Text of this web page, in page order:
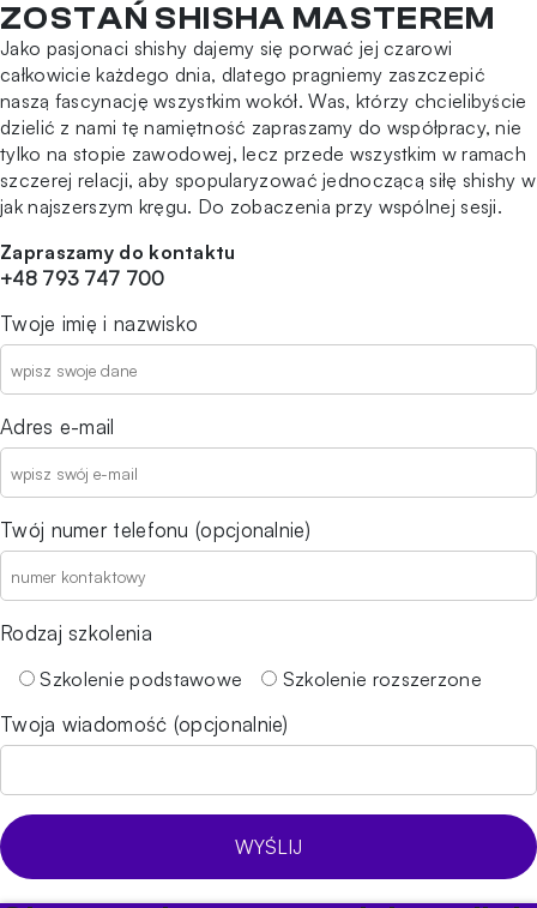
ZOSTAŃ SHISHA MASTEREM
Jako pasjonaci shishy dajemy się porwać jej czarowi
całkowicie każdego dnia, dlatego pragniemy zaszczepić
naszą fascynację wszystkim wokół. Was, którzy chcielibyście
dzielić z nami tę namiętność zapraszamy do współpracy, nie
tylko na stopie zawodowej, lecz przede wszystkim w ramach
szczerej relacji, aby spopularyzować jednoczącą siłę shishy w
jak najszerszym kręgu. Do zobaczenia przy wspólnej sesji.
Zapraszamy do kontaktu
+48 793 747 700
Twoje imię i nazwisko
Adres e-mail
Twój numer telefonu (opcjonalnie)
Rodzaj szkolenia
Szkolenie podstawowe Szkolenie rozszerzone
Twoja wiadomość (opcjonalnie)